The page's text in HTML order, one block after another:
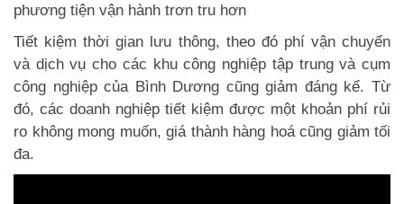
phương tiện vận hành trơn tru hơn
Tiết kiệm thời gian lưu thông, theo đó phí vận chuyển
và dịch vụ cho các khu công nghiệp tập trung và cụm
công nghiệp của Bình Dương cũng giảm đáng kể. Từ
đó, các doanh nghiệp tiết kiệm được một khoản phí rủi
ro không mong muốn, giá thành hàng hoá cũng giảm tối
đa.